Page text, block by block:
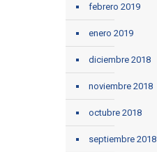
febrero 2019
enero 2019
diciembre 2018
noviembre 2018
octubre 2018
septiembre 2018